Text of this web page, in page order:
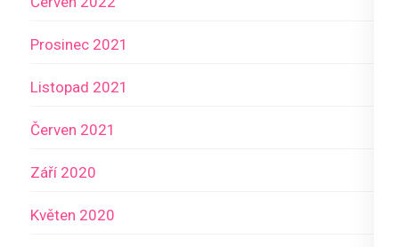
Prosinec 2021
Listopad 2021
Červen 2021
Září 2020
Květen 2020